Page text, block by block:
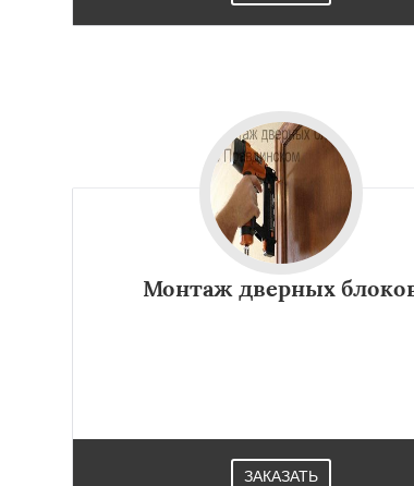
Монтаж дверных
ЗАКАЗАТЬ